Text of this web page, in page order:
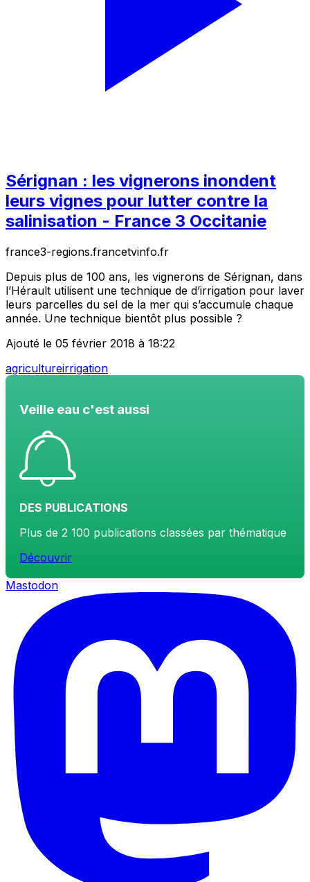
Sérignan : les vignerons inondent
leurs vignes pour lutter contre la
salinisation - France 3 Occitanie
france3-regions.francetvinfo.fr
Depuis plus de 100 ans, les vignerons de Sérignan, dans
l’Hérault utilisent une technique de d’irrigation pour laver
leurs parcelles du sel de la mer qui s’accumule chaque
année. Une technique bientôt plus possible ?
Ajouté le 05 février 2018 à 18:22
agricultureirrigation
Veille eau c'est aussi
DES PUBLICATIONS
Plus de 2 100 publications classées par thématique
Découvrir
Mastodon